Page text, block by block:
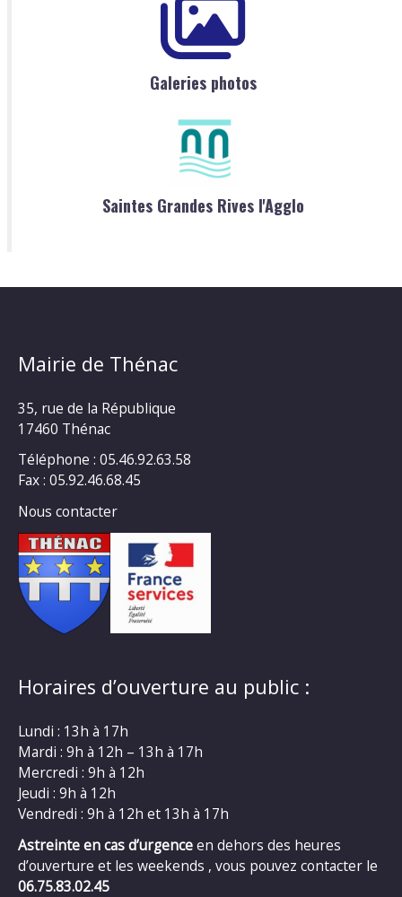
Galeries photos
Saintes Grandes Rives l'Agglo
Mairie de Thénac
35, rue de la République
17460 Thénac
Téléphone : 05.46.92.63.58
Fax : 05.92.46.68.45
Nous contacter
Horaires d’ouverture au public :
Lundi : 13h à 17h
Mardi : 9h à 12h – 13h à 17h
Mercredi : 9h à 12h
Jeudi : 9h à 12h
Vendredi : 9h à 12h et 13h à 17h
Astreinte en cas d’urgenceen dehors des heures
d’ouverture et les weekends , vous pouvez contacter le
06.75.83.02.45